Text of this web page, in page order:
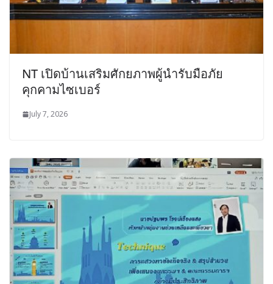
NT เปิดบ้านเสริมศักยภาพผู้นำรับมือภัย
คุกคามไซเบอร์
July 7, 2026